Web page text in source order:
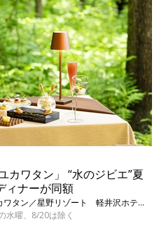
ワタン」 “水のジビエ”夏
ィナーが同額
星野リゾート ブレストンコート ユカワタン／星野リゾート 軽井沢ホテルブレストンコート • 長野・軽井沢
曜、8/20は除く